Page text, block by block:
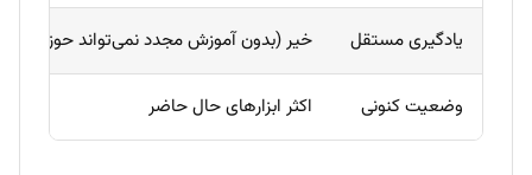
یادگیری مستقل خیر (بدون آموزش مجدد نمی‌تواند حوزه را
وضعیت کنونی اکثر ابزارهای حال حاضر